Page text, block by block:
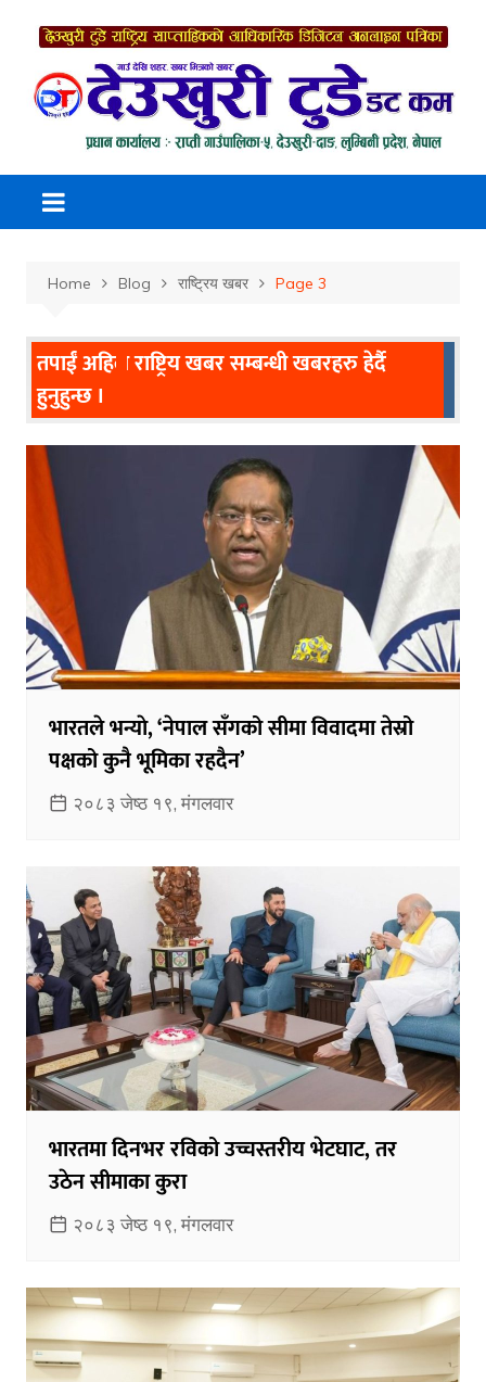
content
Home Blog राष्ट्रिय खबर Page 3
तपाईं अहिलेराष्ट्रिय खबरसम्बन्धी खबरहरु हेर्दै
हुनुहुन्छ ।
भारतले भन्याे, ‘नेपाल सँगको सीमा विवादमा तेस्रो
पक्षको कुनै भूमिका रहदैन’
२०८३ जेष्ठ १९, मंगलवार
भारतमा दिनभर रविको उच्चस्तरीय भेटघाट, तर
उठेन सीमाका कुरा
२०८३ जेष्ठ १९, मंगलवार